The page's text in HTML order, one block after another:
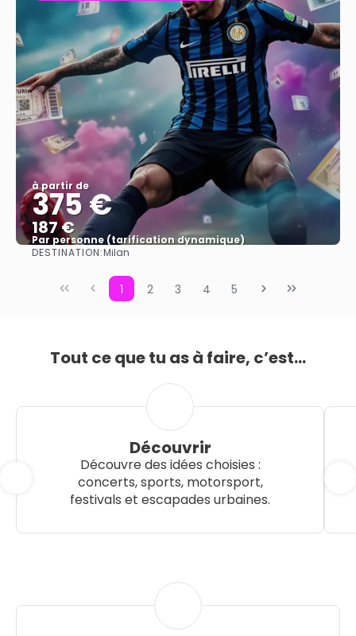
à partir de
375 €
187 €
Par personne (tarification dynamique)
DESTINATION:Milan
1 2 3 4 5
Tout ce que tu as à faire, c’est...
Découvrir
Découvre des idées choisies :
concerts, sports, motorsport,
festivals et escapades urbaines.